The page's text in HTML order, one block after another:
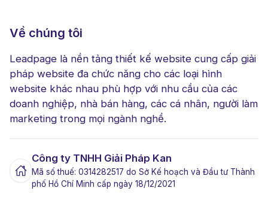
Về chúng tôi
Leadpage là nền tảng thiết kế website cung cấp giải
pháp website đa chức năng cho các loại hình
website khác nhau phù hợp với nhu cầu của các
doanh nghiệp, nhà bán hàng, các cá nhân, người làm
marketing trong mọi ngành nghề.
Công ty TNHH Giải Pháp Kan
Mã số thuế: 0314282517 do Sở Kế hoạch và Đầu tư Thành
phố Hồ Chí Minh cấp ngày 18/12/2021